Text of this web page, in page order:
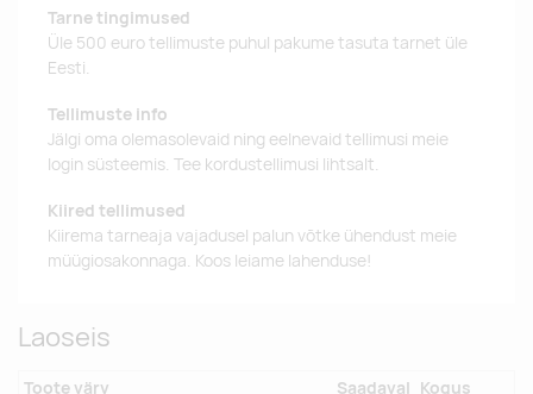
Tarne tingimused
Üle 500 euro tellimuste puhul pakume tasuta tarnet üle
Eesti.
Tellimuste info
Jälgi oma olemasolevaid ning eelnevaid tellimusi meie
login süsteemis. Tee kordustellimusi lihtsalt.
Kiired tellimused
Kiirema tarneaja vajadusel palun võtke ühendust meie
müügiosakonnaga. Koos leiame lahenduse!
Laoseis
Toote värv Saadaval Kogus